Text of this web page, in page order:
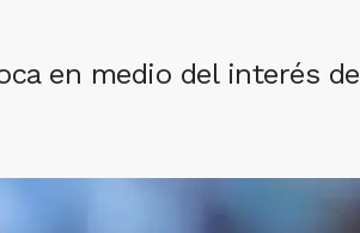
en medio del interés de